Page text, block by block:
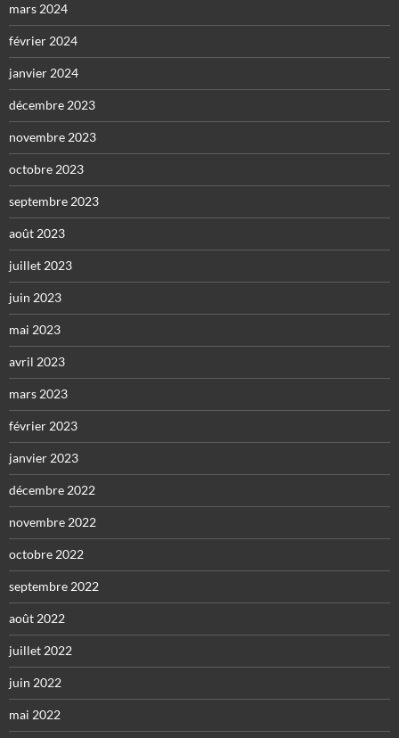
mars 2024
février 2024
janvier 2024
décembre 2023
novembre 2023
octobre 2023
septembre 2023
août 2023
juillet 2023
juin 2023
mai 2023
avril 2023
mars 2023
février 2023
janvier 2023
décembre 2022
novembre 2022
octobre 2022
septembre 2022
août 2022
juillet 2022
juin 2022
mai 2022